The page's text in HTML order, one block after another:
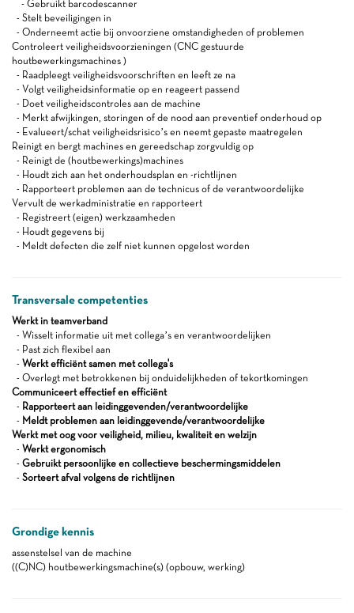
- Gebruikt barcodescanner
- Stelt beveiligingen in
- Onderneemt actie bij onvoorziene omstandigheden of problemen
Controleert veiligheidsvoorzieningen (CNC gestuurde
houtbewerkingsmachines )
- Raadpleegt veiligheidsvoorschriften en leeft ze na
- Volgt veiligheidsinformatie op en reageert passend
- Doet veiligheidscontroles aan de machine
- Merkt afwijkingen, storingen of de nood aan preventief onderhoud op
- Evalueert/schat veiligheidsrisico’s en neemt gepaste maatregelen
Reinigt en bergt machines en gereedschap zorgvuldig op
- Reinigt de (houtbewerkings)machines
- Houdt zich aan het onderhoudsplan en -richtlijnen
- Rapporteert problemen aan de technicus of de verantwoordelijke
Vervult de werkadministratie en rapporteert
- Registreert (eigen) werkzaamheden
- Houdt gegevens bij
- Meldt defecten die zelf niet kunnen opgelost worden
Transversale competenties
Werkt in teamverband
- Wisselt informatie uit met collega’s en verantwoordelijken
- Past zich flexibel aan
- Werkt efficiënt samen met collega's
- Overlegt met betrokkenen bij onduidelijkheden of tekortkomingen
Communiceert effectief en efficiënt
- Rapporteert aan leidinggevenden/verantwoordelijke
- Meldt problemen aan leidinggevende/verantwoordelijke
Werkt met oog voor veiligheid, milieu, kwaliteit en welzijn
- Werkt ergonomisch
- Gebruikt persoonlijke en collectieve beschermingsmiddelen
- Sorteert afval volgens de richtlijnen
Grondige kennis
assenstelsel van de machine
((C)NC) houtbewerkingsmachine(s) (opbouw, werking)